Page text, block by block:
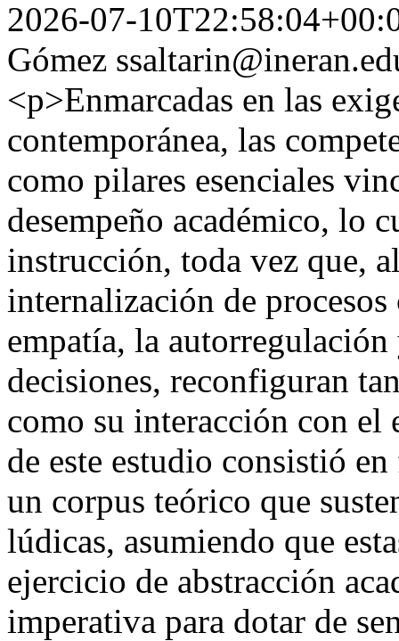
2026-07-
Gómez
<p>Enmarcadas en las
contemporánea, las
como pilares esenciales
desempeño académico, lo
instrucción, toda vez que,
internalización de
empatía, la
decisiones, reconfiguran
como su interacción con
de este estudio consistió
un corpus teórico que
lúdicas, asumiendo que
ejercicio de abstracción
imperativa para dotar de